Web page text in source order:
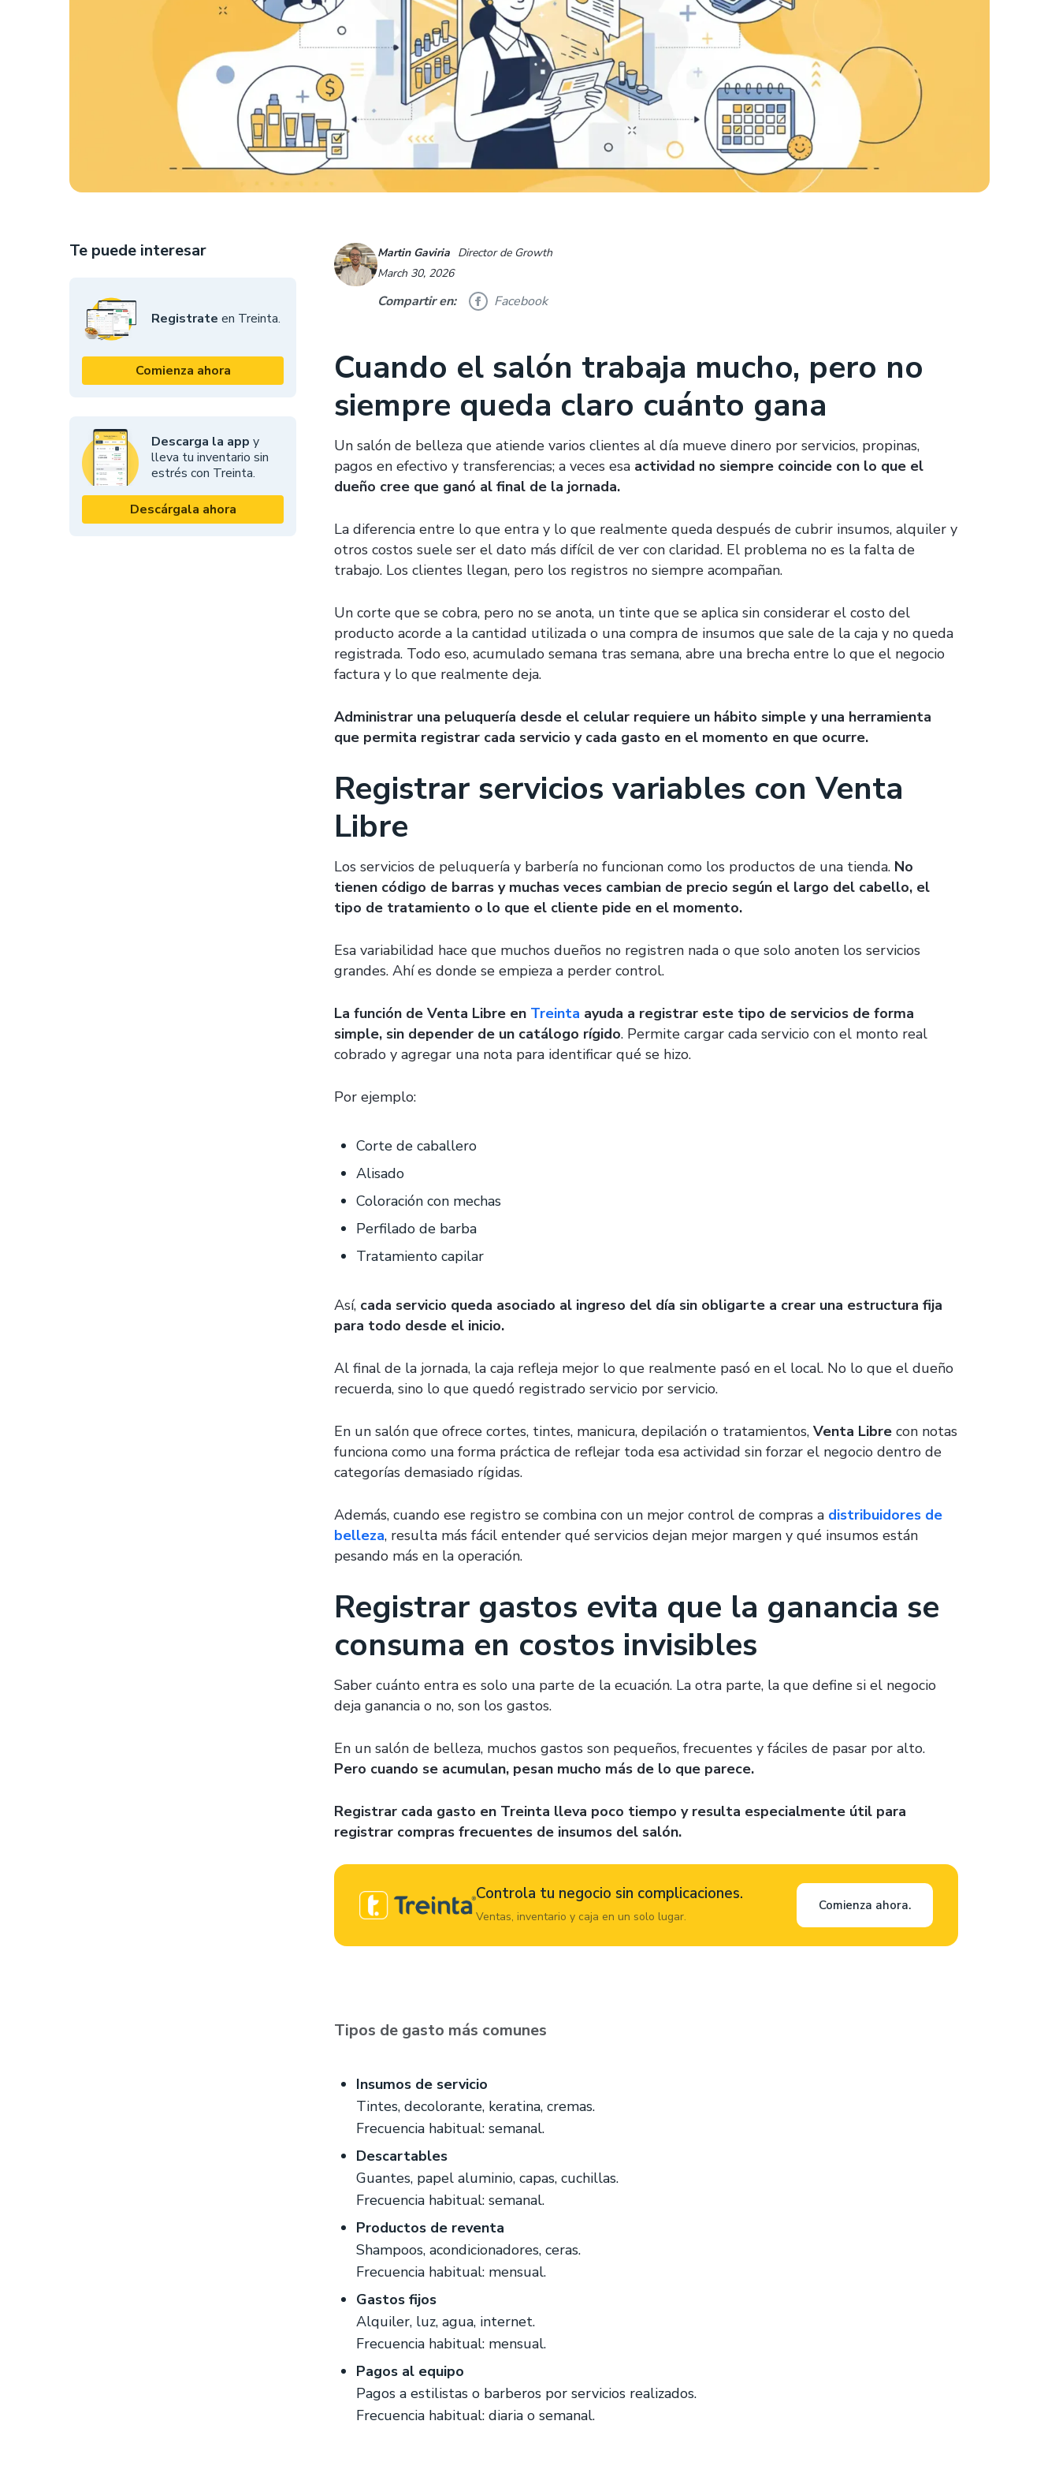
Te puede interesar
Registrate en Treinta.
Comienza ahora
Descarga la app y
lleva tu inventario sin
estrés con Treinta.
Descárgala ahora
Martin Gaviria Director de Growth
March 30, 2026
Compartir en: Facebook
Cuando el salón trabaja mucho, pero no
siempre queda claro cuánto gana
Un salón de belleza que atiende varios clientes al día mueve dinero por servicios, propinas,
pagos en efectivo y transferencias; a veces esa actividad no siempre coincide con lo que el
dueño cree que ganó al final de la jornada.
La diferencia entre lo que entra y lo que realmente queda después de cubrir insumos, alquiler y
otros costos suele ser el dato más difícil de ver con claridad. El problema no es la falta de
trabajo. Los clientes llegan, pero los registros no siempre acompañan.
Un corte que se cobra, pero no se anota, un tinte que se aplica sin considerar el costo del
producto acorde a la cantidad utilizada o una compra de insumos que sale de la caja y no queda
registrada. Todo eso, acumulado semana tras semana, abre una brecha entre lo que el negocio
factura y lo que realmente deja.
Administrar una peluquería desde el celular requiere un hábito simple y una herramienta
que permita registrar cada servicio y cada gasto en el momento en que ocurre.
Registrar servicios variables con Venta
Libre
Los servicios de peluquería y barbería no funcionan como los productos de una tienda. No
tienen código de barras y muchas veces cambian de precio según el largo del cabello, el
tipo de tratamiento o lo que el cliente pide en el momento.
Esa variabilidad hace que muchos dueños no registren nada o que solo anoten los servicios
grandes. Ahí es donde se empieza a perder control.
La función de Venta Libre en Treinta ayuda a registrar este tipo de servicios de forma
simple, sin depender de un catálogo rígido. Permite cargar cada servicio con el monto real
cobrado y agregar una nota para identificar qué se hizo.
Por ejemplo:
Corte de caballero
Alisado
Coloración con mechas
Perfilado de barba
Tratamiento capilar
Así, cada servicio queda asociado al ingreso del día sin obligarte a crear una estructura fija
para todo desde el inicio.
Al final de la jornada, la caja refleja mejor lo que realmente pasó en el local. No lo que el dueño
recuerda, sino lo que quedó registrado servicio por servicio.
En un salón que ofrece cortes, tintes, manicura, depilación o tratamientos, Venta Libre con notas
funciona como una forma práctica de reflejar toda esa actividad sin forzar el negocio dentro de
categorías demasiado rígidas.
Además, cuando ese registro se combina con un mejor control de compras a distribuidores de
belleza, resulta más fácil entender qué servicios dejan mejor margen y qué insumos están
pesando más en la operación.
Registrar gastos evita que la ganancia se
consuma en costos invisibles
Saber cuánto entra es solo una parte de la ecuación. La otra parte, la que define si el negocio
deja ganancia o no, son los gastos.
En un salón de belleza, muchos gastos son pequeños, frecuentes y fáciles de pasar por alto.
Pero cuando se acumulan, pesan mucho más de lo que parece.
Registrar cada gasto en Treinta lleva poco tiempo y resulta especialmente útil para
registrar compras frecuentes de insumos del salón.
Controla tu negocio sin complicaciones.
Ventas, inventario y caja en un solo lugar.
Comienza ahora.
Tipos de gasto más comunes
Insumos de servicio
Tintes, decolorante, keratina, cremas.
Frecuencia habitual: semanal.
Descartables
Guantes, papel aluminio, capas, cuchillas.
Frecuencia habitual: semanal.
Productos de reventa
Shampoos, acondicionadores, ceras.
Frecuencia habitual: mensual.
Gastos fijos
Alquiler, luz, agua, internet.
Frecuencia habitual: mensual.
Pagos al equipo
Pagos a estilistas o barberos por servicios realizados.
Frecuencia habitual: diaria o semanal.